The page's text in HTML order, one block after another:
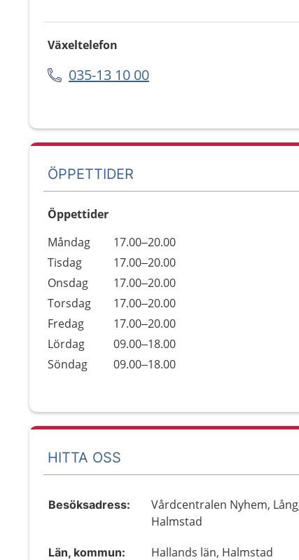
Växeltelefon
035-13 10 00
ÖPPETTIDER
Öppettider
Dag
Öppettider
Kommentarer
Måndag
17.00–20.00
Tisdag
17.00–20.00
Onsdag
17.00–20.00
Torsdag
17.00–20.00
Fredag
17.00–20.00
Lördag
09.00–18.00
Söndag
09.00–18.00
HITTA OSS
Besöksadress:
Vårdcentralen Nyhem,
Halmstad
Län, kommun: Hallands län, Halmstad